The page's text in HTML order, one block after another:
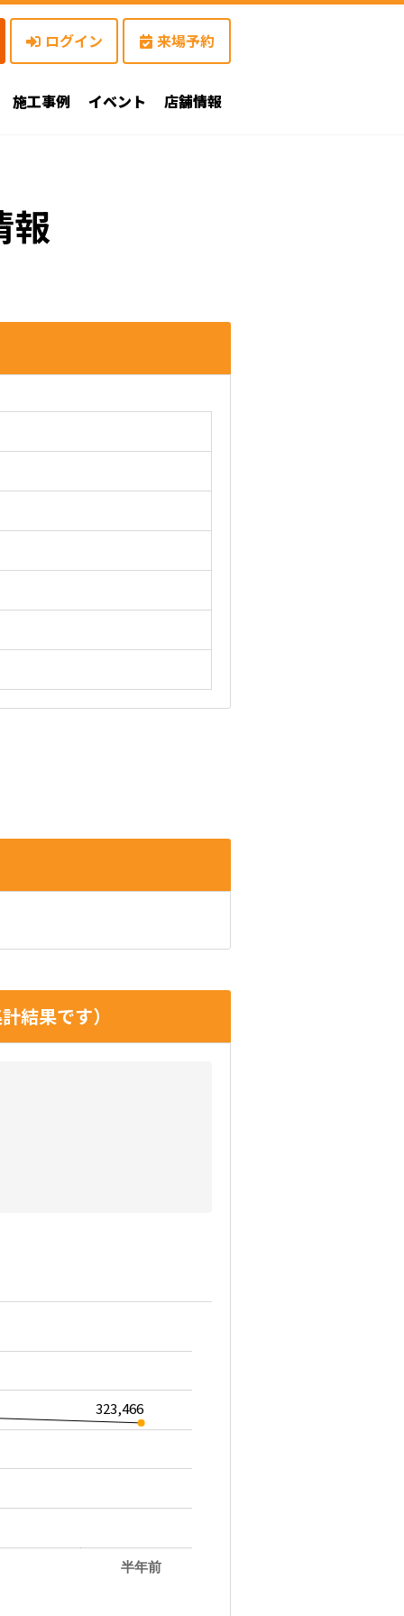
ログイン 来場予約
施工事例 イベント 店舗情報
報
結果です）
半年前
323,466